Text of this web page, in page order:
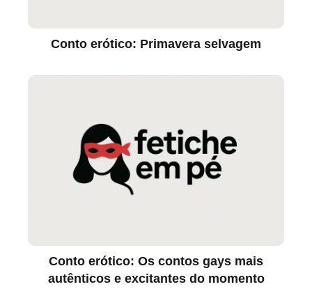
Conto erótico: Primavera selvagem
Conto erótico: Os contos gays mais
autênticos e excitantes do momento